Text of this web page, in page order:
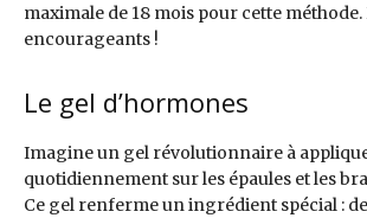
maximale de 18 mois pour cette méthode.
encourageants !
Le gel d’hormones
Imagine un gel révolutionnaire à
quotidiennement sur les épaules et les
Ce gel renferme un ingrédient spécial :